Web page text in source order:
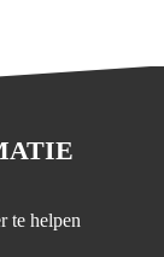
te helpen